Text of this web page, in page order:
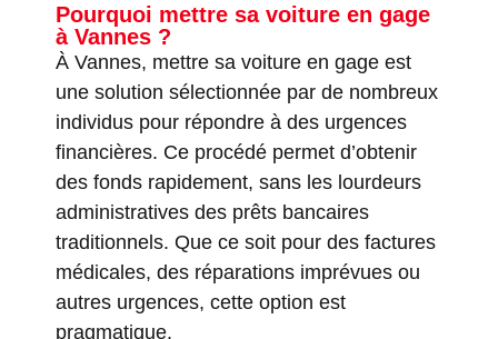
Pourquoi mettre sa voiture en gage
à Vannes ?
À Vannes, mettre sa voiture en gage est
une solution sélectionnée par de nombreux
individus pour répondre à des urgences
financières. Ce procédé permet d’obtenir
des fonds rapidement, sans les lourdeurs
administratives des prêts bancaires
traditionnels. Que ce soit pour des factures
médicales, des réparations imprévues ou
autres urgences, cette option est
pragmatique.